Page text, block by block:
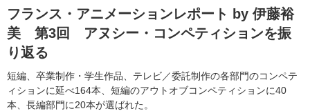
ゲーム グッズ
イベント 海外
海外イベント ビジネス
俳優・タレント アーティスト
ビジネス
アニメ 実写
書評 イベント
ゲーム 座談会
動画
アニメ！アニメ！TV ABEMA Cafe
連載・コラム
フランス・アニメーションレポート by 伊藤裕
美 第3回 アヌシー・コンペティションを振
り返る
短編、卒業制作・学生作品、テレビ／委託制作の各部門のコンペテ
ィションに延べ164本、短編のアウトオブコンペティションに40
本、長編部門に20本が選ばれた。